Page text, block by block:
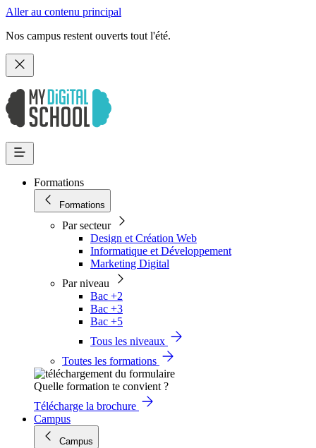
Aller au contenu principal
Nos campus restent ouverts tout l'été.
Formations
Formations
Par secteur
Design et Création Web
Informatique et Développement
Marketing Digital
Par niveau
Bac +2
Bac +3
Bac +5
Tous les niveaux
Toutes les formations
Quelle formation te convient ?
Télécharge la brochure
Campus
Campus